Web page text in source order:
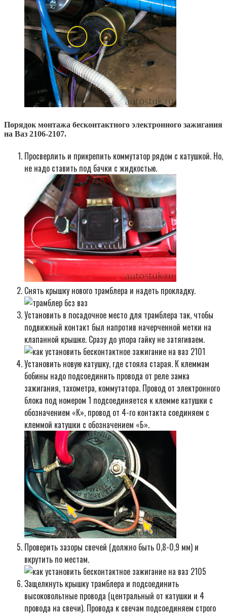
Порядок монтажа бесконтактного электронного зажигания
на Ваз 2106-2107.
Просверлить и прикрепить коммутатор рядом с катушкой. Но,
не надо ставить под бачки с жидкостью.
Снять крышку нового трамблера и надеть прокладку.
Установить в посадочное место для трамблера так, чтобы
подвижный контакт был напротив начерченной метки на
клапанной крышке. Сразу до упора гайку не затягиваем.
Установить новую катушку, где стояла старая. К клеммам
бобины надо подсоединить провода от реле замка
зажигания, тахометра, коммутатора. Провод от электронного
блока под номером 1 подсоединяется к клемме катушки с
обозначением «К», провод от 4-го контакта соединяем с
клеммой катушки с обозначением «Б».
Проверить зазоры свечей (должно быть 0,8-0,9 мм) и
вкрутить по местам.
Защелкнуть крышку трамблера и подсоединить
высоковольтные провода (центральный от катушки и 4
провода на свечи). Провода к свечам подсоединяем строго